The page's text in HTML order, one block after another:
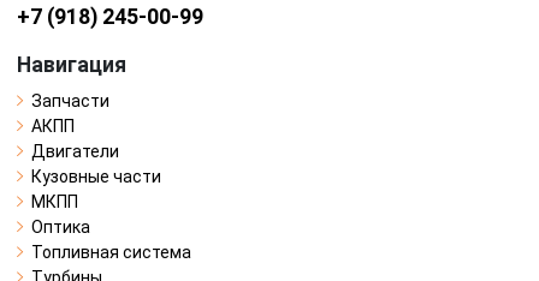
+7 (918) 245-00-99
Навигация
Запчасти
АКПП
Двигатели
Кузовные части
МКПП
Оптика
Топливная система